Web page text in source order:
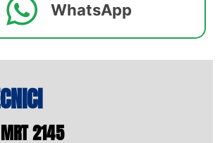
WhatsApp
2145